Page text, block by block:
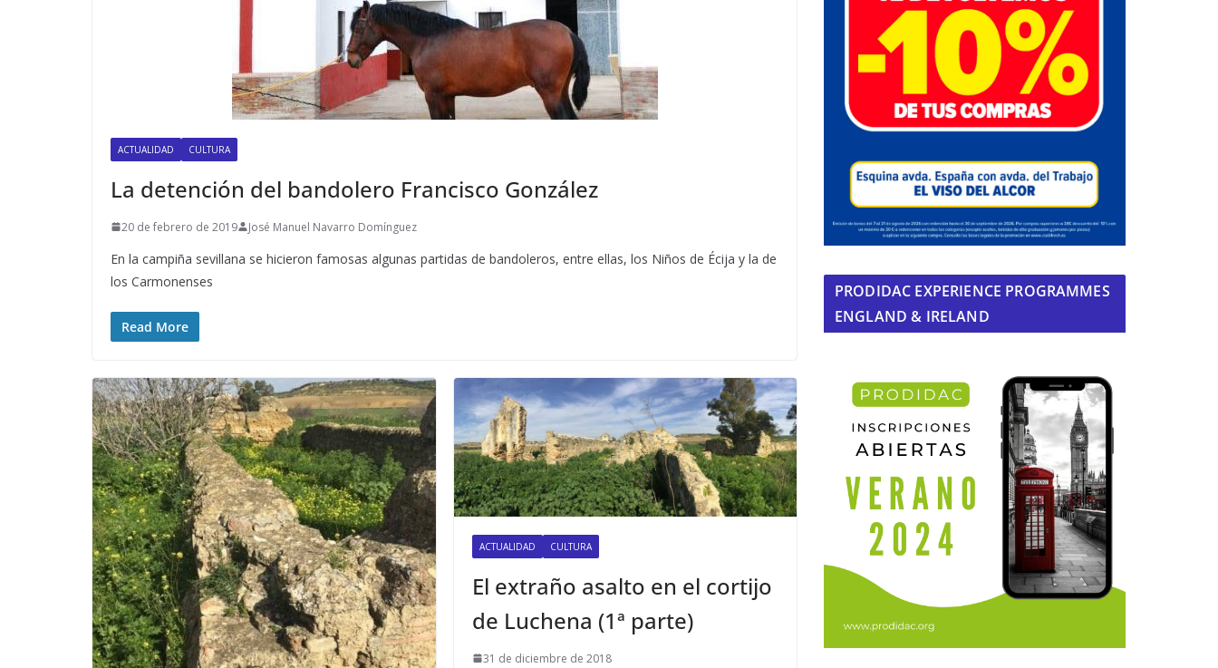
ACTUALIDAD CULTURA
La detención del bandolero Francisco González
20 de febrero de 2019 José Manuel Navarro Domínguez
En la campiña sevillana se hicieron famosas algunas partidas de bandoleros, entre ellas, los Niños de Écija y la de
los Carmonenses
Read More
ACTUALIDAD CULTURA
El extraño asalto en el cortijo
de Luchena (1ª parte)
31 de diciembre de 2018
PRODIDAC EXPERIENCE PROGRAMMES
ENGLAND & IRELAND